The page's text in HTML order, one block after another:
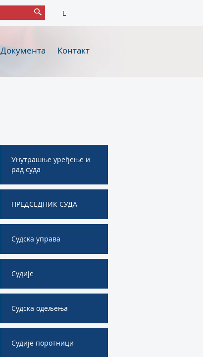
L
Документа Контакт
Унутрашње уређење и
рад суда
ПРЕДСЕДНИК СУДА
Судска управа
Судије
Судска одељења
Судије поротници